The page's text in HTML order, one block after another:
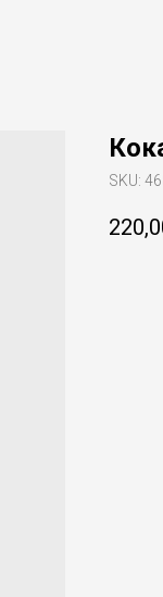
SKU: